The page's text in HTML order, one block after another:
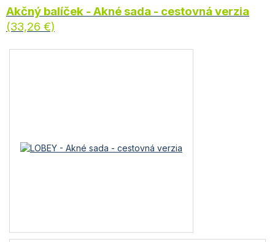
Akčný balíček - Akné sada - cestovná verzia
(33,26 €)